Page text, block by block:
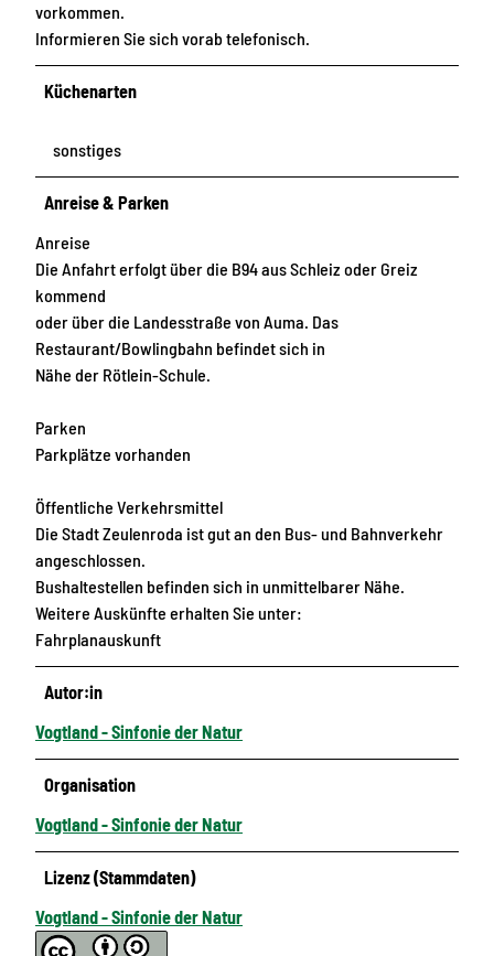
vorkommen.
Informieren Sie sich vorab telefonisch.
Küchenarten
sonstiges
Anreise & Parken
Anreise
Die Anfahrt erfolgt über die B94 aus Schleiz oder Greiz
kommend
oder über die Landesstraße von Auma. Das
Restaurant/Bowlingbahn befindet sich in
Nähe der Rötlein-Schule.
Parken
Parkplätze vorhanden
Öffentliche Verkehrsmittel
Die Stadt Zeulenroda ist gut an den Bus- und Bahnverkehr
angeschlossen.
Bushaltestellen befinden sich in unmittelbarer Nähe.
Weitere Auskünfte erhalten Sie unter:
Fahrplanauskunft
Autor:in
Vogtland - Sinfonie der Natur
Organisation
Vogtland - Sinfonie der Natur
Lizenz (Stammdaten)
Vogtland - Sinfonie der Natur